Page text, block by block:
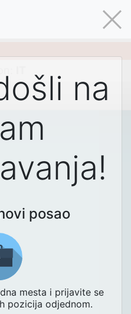
na
posao
mesta i prijavite se
pozicija odjednom.